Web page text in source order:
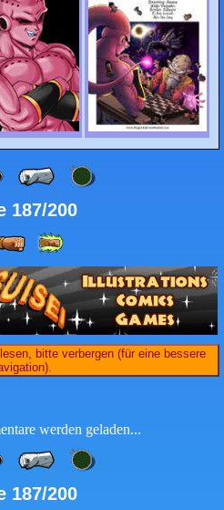
187/200
bitte verbergen (für eine bessere
werden geladen...
187/200